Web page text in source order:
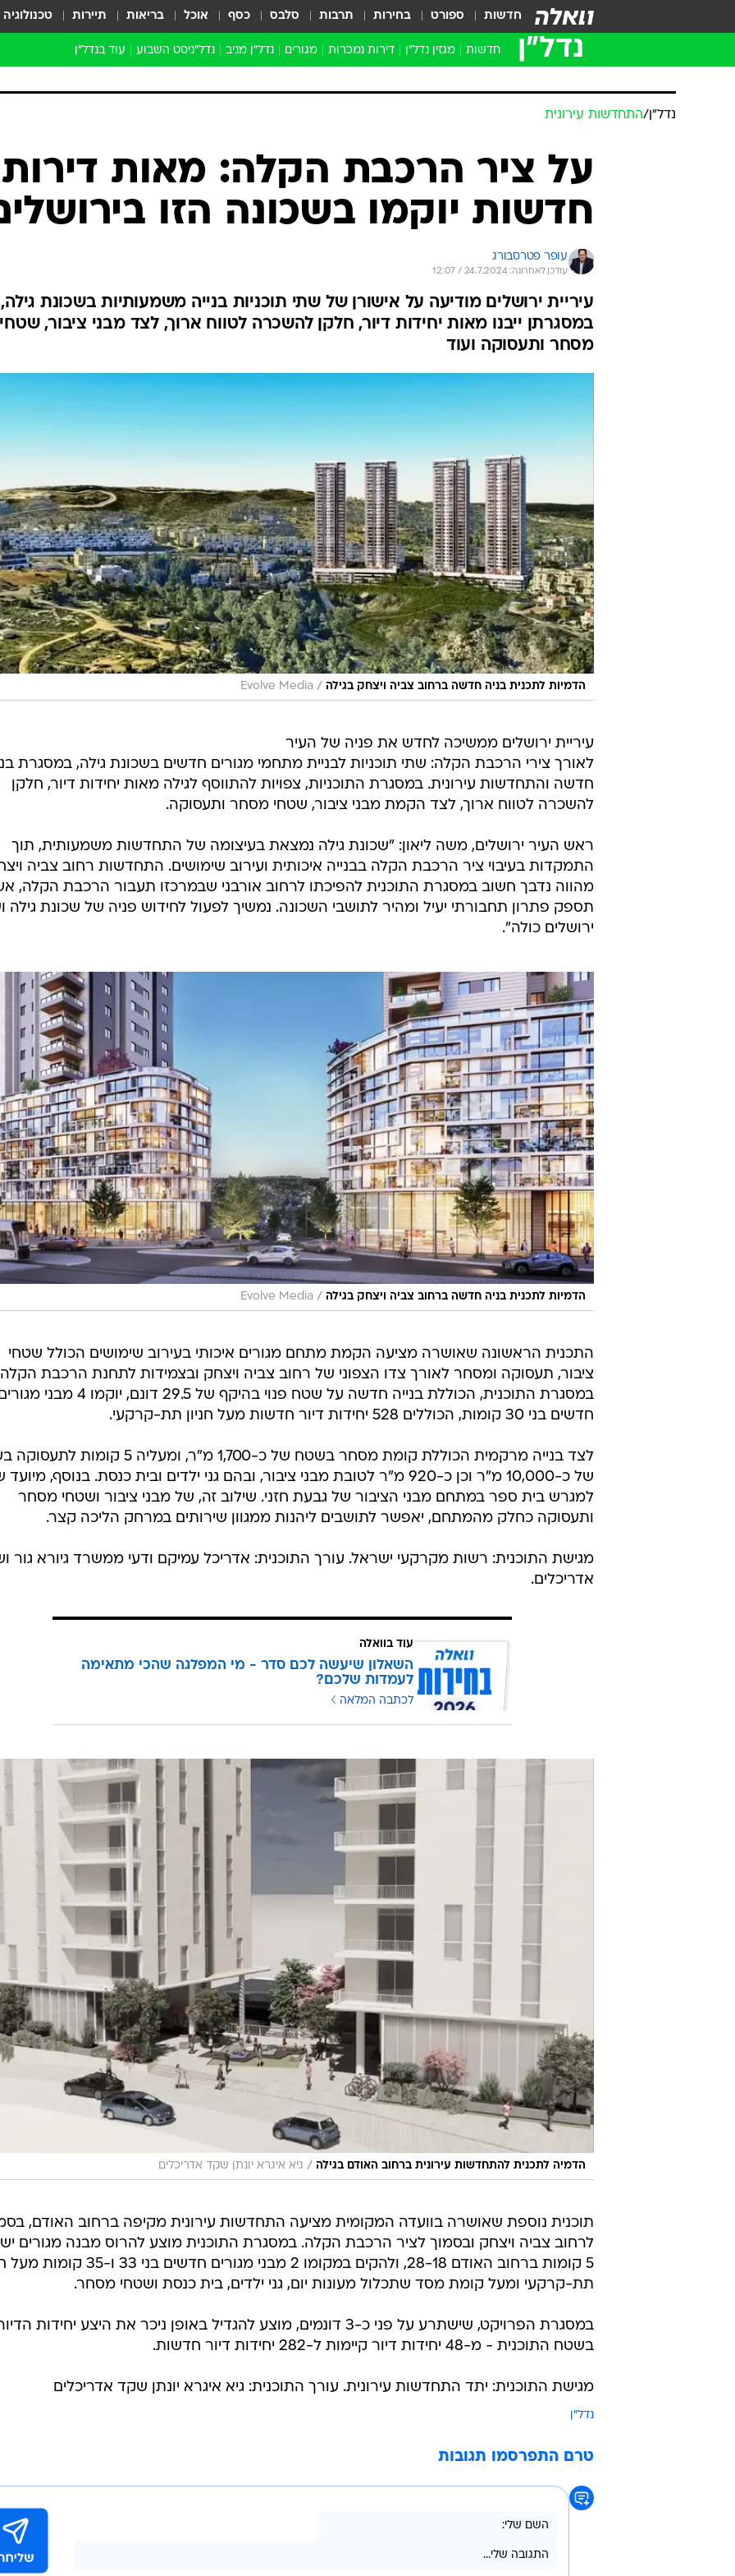
חדשות ספורט בחירות תרבות סלבס כסף אוכל בריאות תיירות טכנולוגיה
נדל״ן חדשות מגזין נדל"ן דירות נמכרות מגורים נדל"ן מניב נדל"ניסט השבוע עוד בנדל״ן
ארכיון כתבות
נדל״ן /התחדשות עירונית
על ציר הרכבת הקלה: מאות דירות
חדשות יוקמו בשכונה הזו
עופר פטרסבורג
עודכן לאחרונה: 24.7.2024 / 12:07
עיריית ירושלים מודיעה על אישורן של שתי תוכניות בנייה משמעותיות בשכונת גילה,
במסגרתן ייבנו מאות יחידות דיור, חלקן להשכרה לטווח ארוך, לצד מבני ציבור, שטחי
מסחר ותעסוקה ועוד
הדמיות לתכנית בניה חדשה ברחוב צביה ויצחק בגילה /
Evolve Media
עיריית ירושלים ממשיכה לחדש את פניה של העיר
לאורך צירי הרכבת הקלה: שתי תוכניות לבניית מתחמי מגורים חדשים בשכונת גילה, במסגרת
חדשה והתחדשות עירונית. במסגרת התוכניות, צפויות להתווסף לגילה מאות יחידות דיור, חלקן
להשכרה לטווח ארוך, לצד הקמת מבני ציבור, שטחי מסחר ותעסוקה.
ראש העיר ירושלים, משה ליאון: "שכונת גילה נמצאת בעיצומה של התחדשות משמעותית, תוך
התמקדות בעיבוי ציר הרכבת הקלה בבנייה איכותית ועירוב שימושים. התחדשות רחוב צביה
מהווה נדבך חשוב במסגרת התוכנית להפיכתו לרחוב אורבני שבמרכזו תעבור הרכבת הקלה,
תספק פתרון תחבורתי יעיל ומהיר לתושבי השכונה. נמשיך לפעול לחידוש פניה של שכונת גילה
ירושלים כולה".
הדמיות לתכנית בניה חדשה ברחוב צביה ויצחק בגילה /
Evolve Media
התכנית הראשונה שאושרה מציעה הקמת מתחם מגורים איכותי בעירוב שימושים הכולל שטחי
ציבור, תעסוקה ומסחר לאורך צדו הצפוני של רחוב צביה ויצחק ובצמידות לתחנת הרכבת
במסגרת התוכנית, הכוללת בנייה חדשה על שטח פנוי בהיקף של 29.5 דונם, יוקמו 4 מבני
חדשים בני 30 קומות, הכוללים 528 יחידות דיור חדשות מעל חניון תת-קרקעי.
לצד בנייה מרקמית הכוללת קומת מסחר בשטח של כ-1,700 מ"ר, ומעליה 5
של כ-10,000 מ"ר וכן כ-920 מ"ר לטובת מבני ציבור, ובהם גני ילדים ובית כנסת. בנוסף,
למגרש בית ספר במתחם מבני הציבור של גבעת חזני. שילוב זה, של מבני ציבור ושטחי מסחר
ותעסוקה כחלק מהמתחם, יאפשר לתושבים ליהנות ממגוון שירותים במרחק הליכה קצר.
מגישת התוכנית: רשות מקרקעי ישראל. עורך התוכנית: אדריכל עמיקם ודעי ממשרד גיורא גור
אדריכלים.
עוד בוואלה
השאלון שיעשה לכם סדר - מי המפלגה שהכי מתאימה
לעמדות שלכם?
לכתבה המלאה
הדמיה לתכנית להתחדשות עירונית ברחוב האודם בגילה / גיא איגרא יונתן שקד אדריכלים
תוכנית נוספת שאושרה בוועדה המקומית מציעה התחדשות עירונית מקיפה ברחוב האודם,
לרחוב צביה ויצחק ובסמוך לציר הרכבת הקלה. במסגרת התוכנית מוצע להרוס מבנה מגורים
5 קומות ברחוב האודם 28-18, ולהקים במקומו 2 מבני מגורים חדשים בני 33
תת-קרקעי ומעל קומת מסד שתכלול מעונות יום, גני ילדים, בית כנסת ושטחי מסחר.
במסגרת הפרויקט, שישתרע על פני כ-3 דונמים, מוצע להגדיל באופן ניכר את היצע יחידות
בשטח התוכנית - מ-48 יחידות דיור קיימות ל-282 יחידות דיור חדשות.
מגישת התוכנית: יתד התחדשות עירונית. עורך התוכנית: גיא איגרא יונתן שקד אדריכלים
נדל"ן
טרם התפרסמו תגובות